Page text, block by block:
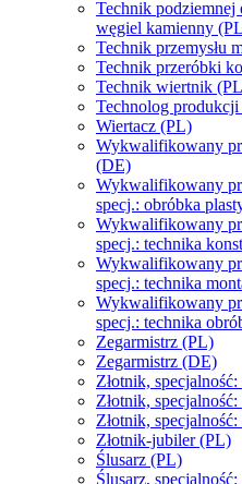
Technik
węgiel kamienny
Technik przemysłu
Technik przeróbki
Technik wiertnik
Technolog
Wiertacz (PL)
Wykwalifikowany
(DE)
Wykwalifikowany
specj.: obróbka
Wykwalifikowany
specj.: technika
Wykwalifikowany
specj.: technika
Wykwalifikowany
specj.: technika
Zegarmistrz (PL)
Zegarmistrz (DE)
Złotnik,
Złotnik,
Złotnik,
Złotnik-jubiler (PL)
Ślusarz (PL)
Ślusarz,